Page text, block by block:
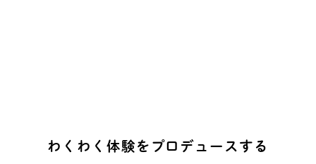
わ く わ く 体験 を プロ デ ュ ー ス す る